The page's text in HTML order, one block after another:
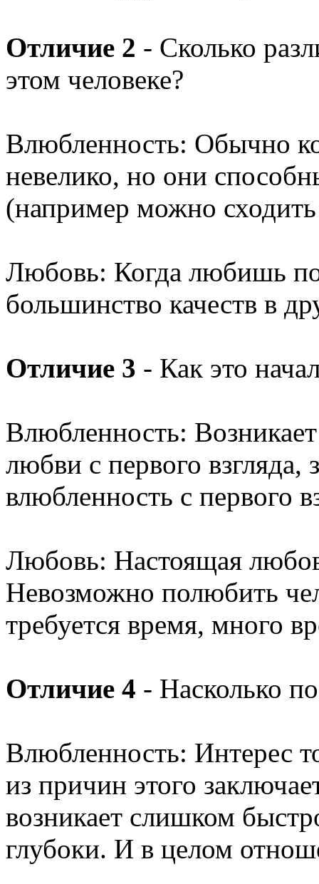
Отличие 2 - Сколько
этом человеке?
Влюбленность: Обычно
невелико, но они
(например можно
Любовь: Когда любишь
большинство качеств в
Отличие 3 - Как это
Влюбленность:
любви с первого взгляда,
влюбленность с первого
Любовь: Настоящая
Невозможно полюбить
требуется время, много
Отличие 4 - Насколько
Влюбленность: Интерес
из причин этого
возникает слишком
глубоки. И в целом